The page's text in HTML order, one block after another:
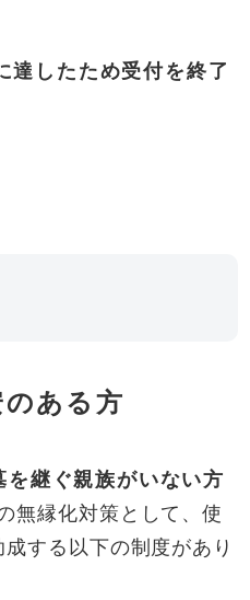
したため受付を終了
ある方
を継ぐ親族がいない方
無縁化対策として、使
する以下の制度があり